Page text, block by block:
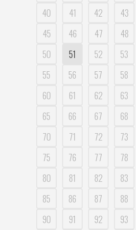
40
41 42 43
45
46 47 48
50
51 52 53
55
56 57 58
60
61 62 63
65
66 67 68
70
71 72 73
75
76 77 78
80
81 82 83
85
86 87 88
90
91 92 93